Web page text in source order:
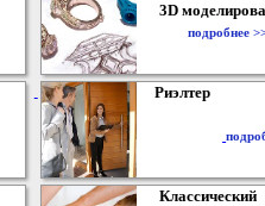
3D
подробнее
Риэлтер
Классический